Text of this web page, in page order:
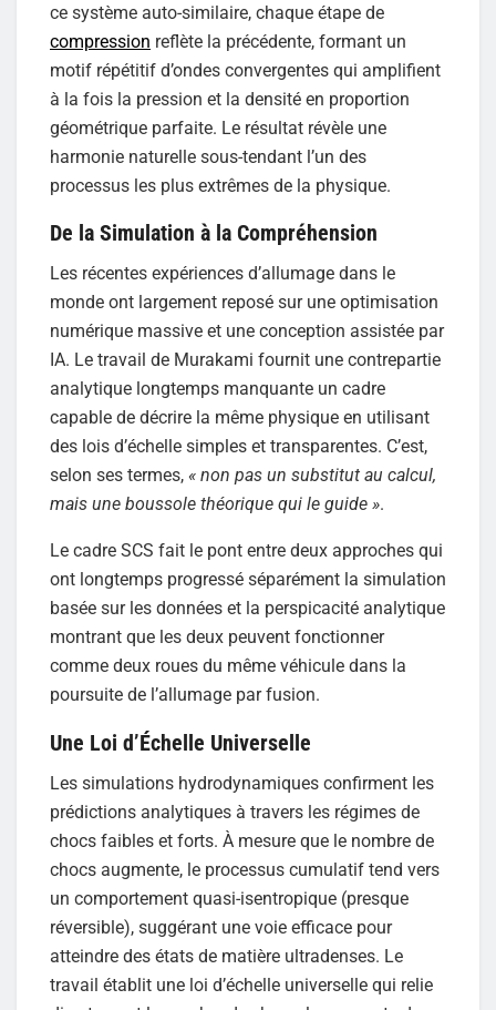
ce système auto-similaire, chaque étape de
compression reflète la précédente, formant un
motif répétitif d’ondes convergentes qui amplifient
à la fois la pression et la densité en proportion
géométrique parfaite. Le résultat révèle une
harmonie naturelle sous-tendant l’un des
processus les plus extrêmes de la physique.
De la Simulation à la Compréhension
Les récentes expériences d’allumage dans le
monde ont largement reposé sur une optimisation
numérique massive et une conception assistée par
IA. Le travail de Murakami fournit une contrepartie
analytique longtemps manquante un cadre
capable de décrire la même physique en utilisant
des lois d’échelle simples et transparentes. C’est,
selon ses termes, « non pas un substitut au calcul,
mais une boussole théorique qui le guide ».
Le cadre SCS fait le pont entre deux approches qui
ont longtemps progressé séparément la simulation
basée sur les données et la perspicacité analytique
montrant que les deux peuvent fonctionner
comme deux roues du même véhicule dans la
poursuite de l’allumage par fusion.
Une Loi d’Échelle Universelle
Les simulations hydrodynamiques confirment les
prédictions analytiques à travers les régimes de
chocs faibles et forts. À mesure que le nombre de
chocs augmente, le processus cumulatif tend vers
un comportement quasi-isentropique (presque
réversible), suggérant une voie efficace pour
atteindre des états de matière ultradenses. Le
travail établit une loi d’échelle universelle qui relie